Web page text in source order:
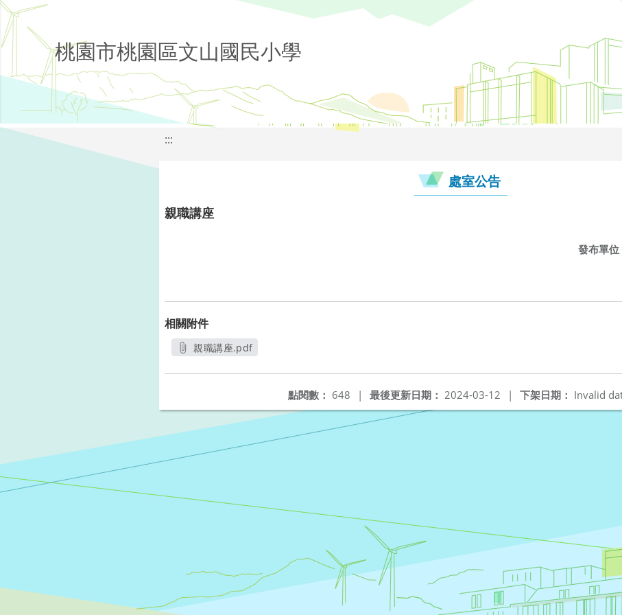
桃園市桃園區文山國民小學
:::
處室公告
親職講座
發布單位
相關附件
親職講座.pdf
下架日期： Invalid
最後更新日期： 2024-03-12 |
點閱數： 648 |